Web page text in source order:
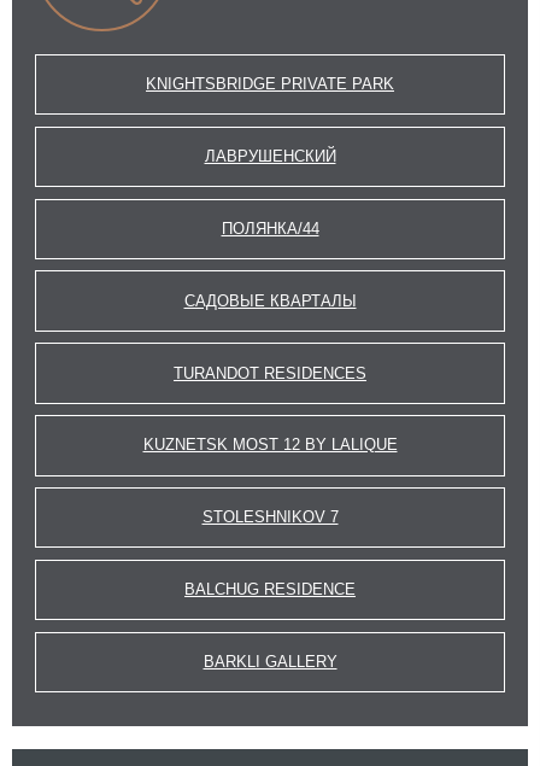
KNIGHTSBRIDGE PRIVATE PARK
ЛАВРУШЕНСКИЙ
ПОЛЯНКА/44
САДОВЫЕ КВАРТАЛЫ
TURANDOT RESIDENCES
KUZNETSK MOST 12 BY LALIQUE
STOLESHNIKOV 7
BALCHUG RESIDENCE
BARKLI GALLERY